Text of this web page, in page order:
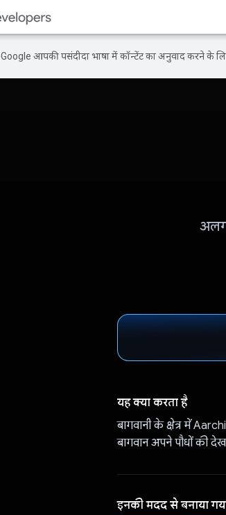
Google आपकी पसंदीदा भाषा में कॉन्टेंट का अनुवाद करने के
यह क्या करता है
बागवानी के क्षेत्र में
बागवान अपने पौधों की
इनकी मदद से बनाया